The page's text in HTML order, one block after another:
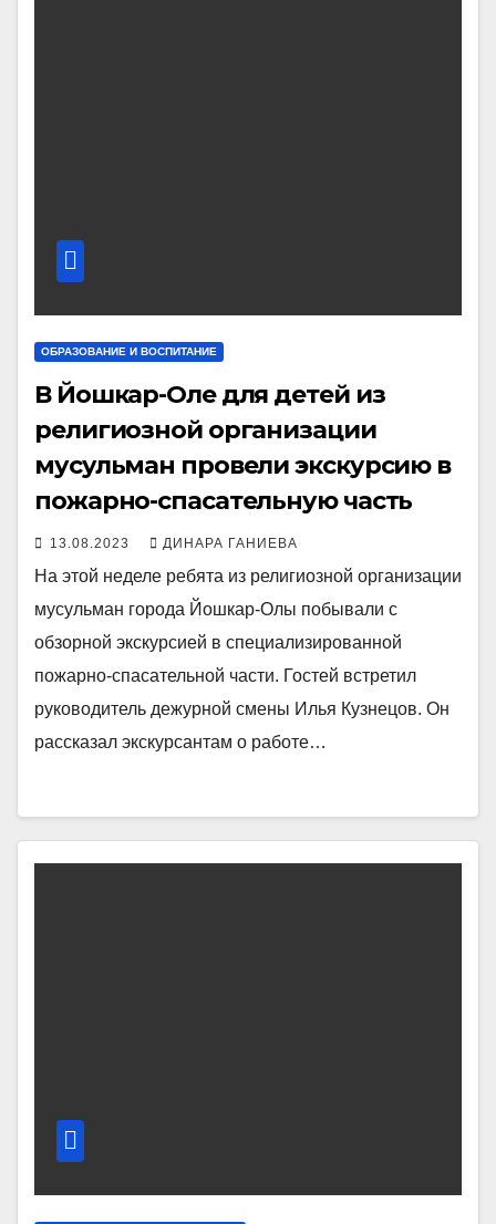
ОБРАЗОВАНИЕ И ВОСПИТАНИЕ
В Йошкар-Оле для детей из
религиозной организации
мусульман провели экскурсию в
пожарно-спасательную часть
13.08.2023 ДИНАРА ГАНИЕВА
На этой неделе ребята из религиозной организации
мусульман города Йошкар-Олы побывали с
обзорной экскурсией в специализированной
пожарно-спасательной части. Гостей встретил
руководитель дежурной смены Илья Кузнецов. Он
рассказал экскурсантам о работе…